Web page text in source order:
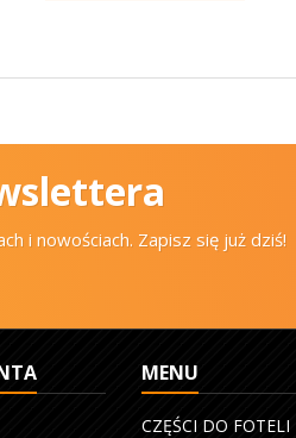
i nowościach. Zapisz się już dziś!
MENU
CZĘŚCI DO FOTELI